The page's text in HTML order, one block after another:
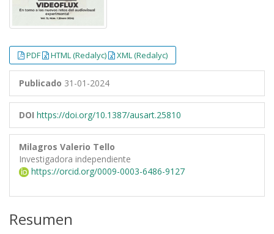
PDF HTML (Redalyc) XML (Redalyc)
Publicado 31-01-2024
DOI https://doi.org/10.1387/ausart.25810
Milagros Valerio Tello
Investigadora independiente
https://orcid.org/0009-0003-6486-9127
Resumen